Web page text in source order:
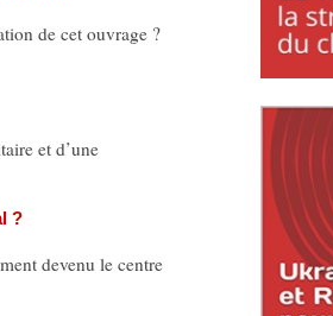
de cet ouvrage ?
et d’une
?
devenu le centre